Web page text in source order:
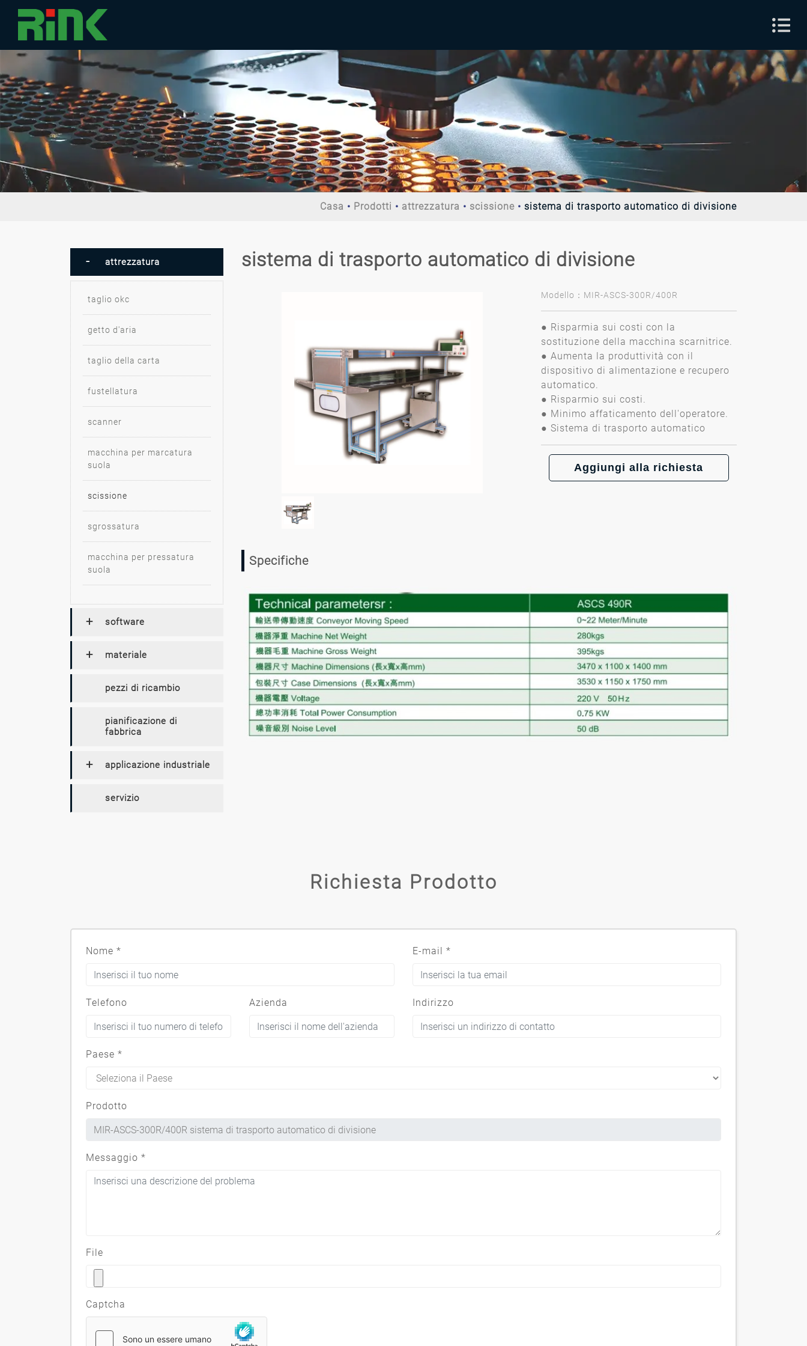
Casa Prodotti attrezzatura scissione sistema di trasporto automatico di divisione
attrezzatura
taglio okc
getto d'aria
taglio della carta
fustellatura
scanner
macchina per marcatura
suola
scissione
sgrossatura
macchina per pressatura
suola
software
materiale
pezzi di ricambio
pianificazione di
fabbrica
applicazione industriale
servizio
sistema di trasporto automatico di divisione
Modello：MIR-ASCS-300R/400R
● Risparmia sui costi con la
sostituzione della macchina scarnitrice.
● Aumenta la produttività con il
dispositivo di alimentazione e recupero
automatico.
● Risparmio sui costi.
● Minimo affaticamento dell'operatore.
● Sistema di trasporto automatico
Aggiungi alla richiesta
Specifiche
Richiesta Prodotto
Nome * E-mail *
Telefono Azienda Indirizzo
Paese *
Prodotto
Messaggio *
File
Captcha